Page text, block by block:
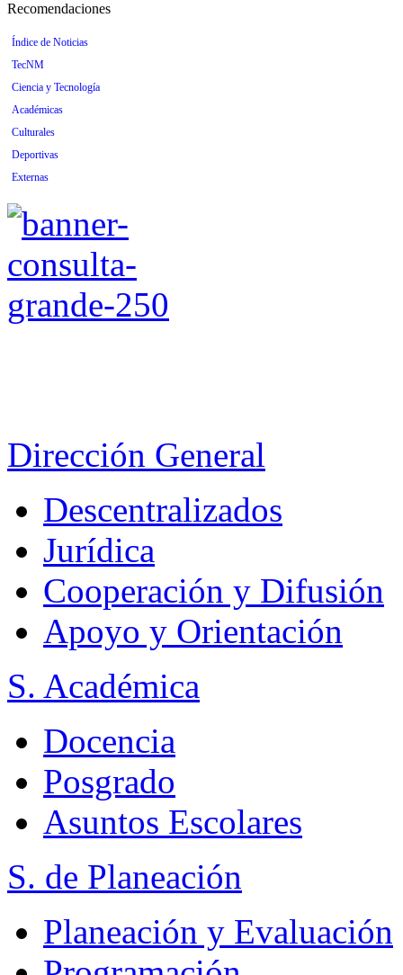
Recomendaciones
Índice de Noticias
TecNM
Ciencia y Tecnología
Académicas
Culturales
Deportivas
Externas
Dirección General
Descentralizados
Jurídica
Cooperación y Difusión
Apoyo y Orientación
S. Académica
Docencia
Posgrado
Asuntos Escolares
S. de Planeación
Planeación y Evaluación